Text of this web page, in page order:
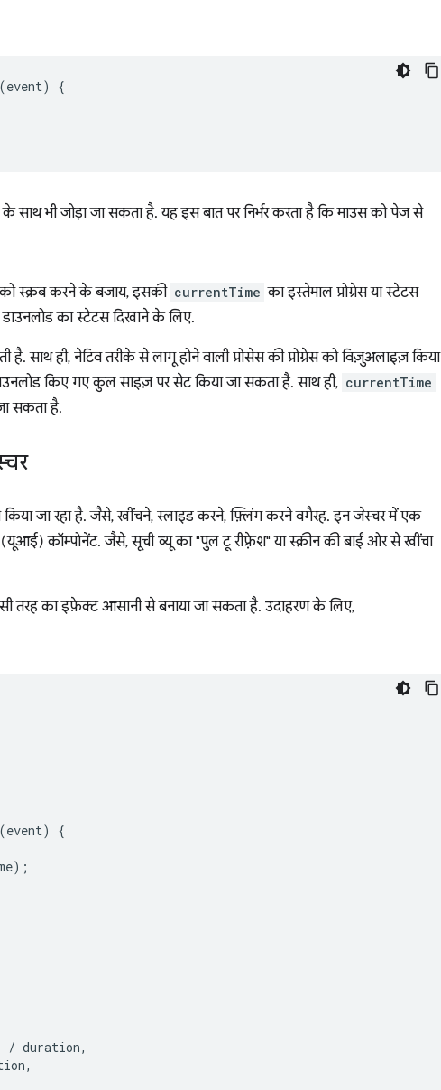
(event)
{
भी जोड़ा जा सकता है. यह इस बात पर निर्भर करता है कि माउस को पेज से
स्क्रब करने के बजाय, इसकी currentTime का इस्तेमाल प्रोग्रेस या स्टेटस
का स्टेटस दिखाने के लिए.
साथ ही, नेटिव तरीके से लागू होने वाली प्रोसेस की प्रोग्रेस को विज़ुअलाइज़ किया
किए गए कुल साइज़ पर सेट किया जा सकता है. साथ ही, currentTime
सकता है.
किया जा रहा है. जैसे, खींचने, स्लाइड करने, फ़्लिंग करने वगैरह. इन जेस्चर में एक
कॉम्पोनेंट. जैसे, सूची व्यू का "पुल टू रीफ़्रेश" या स्क्रीन की बाईं ओर से खींचा
तरह का इफ़ेक्ट आसानी से बनाया जा सकता है. उदाहरण के लिए,
(event)
{
);
/ duration,
,